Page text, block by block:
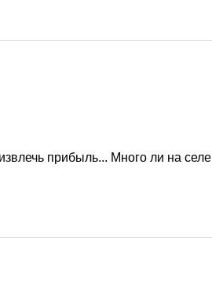
прибыль... Много ли на селе